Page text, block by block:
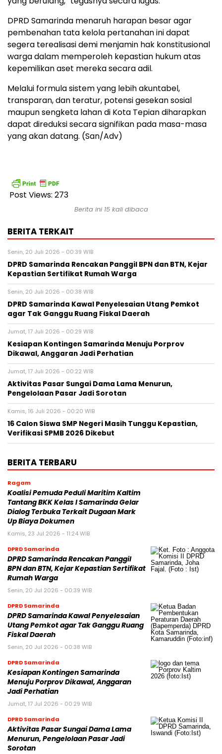
​DPRD Samarinda menaruh harapan besar agar
pembenahan tata kelola pertanahan ini dapat
segera terealisasi demi menjamin hak konstitusional
warga dalam memperoleh kepastian hukum atas
kepemilikan aset mereka secara adil.
​Melalui formula sistem yang lebih akuntabel,
transparan, dan teratur, potensi gesekan sosial
maupun sengketa lahan di Kota Tepian diharapkan
dapat direduksi secara signifikan pada masa-masa
yang akan datang. (San/Adv)
Post Views: 273
Berita ini 15 kali dibaca
BERITA TERKAIT
Senin, 20 Juli 2026 - 00:39 WIB
DPRD Samarinda Rencakan Panggil BPN dan BTN, Kejar
Kepastian Sertifikat Rumah Warga
Senin, 20 Juli 2026 - 00:38 WIB
DPRD Samarinda Kawal Penyelesaian Utang Pemkot
agar Tak Ganggu Ruang Fiskal Daerah
Jumat, 17 Juli 2026 - 00:29 WIB
Kesiapan Kontingen Samarinda Menuju Porprov
Dikawal, Anggaran Jadi Perhatian
Jumat, 17 Juli 2026 - 00:22 WIB
Aktivitas Pasar Sungai Dama Lama Menurun,
Pengelolaan Pasar Jadi Sorotan
Kamis, 16 Juli 2026 - 00:20 WIB
16 Calon Siswa SMP Negeri Masih Tunggu Kepastian,
Verifikasi SPMB 2026 Dikebut
BERITA TERBARU
Ragam
Koalisi Pemuda Peduli Maritim Kaltim
Tantang BKK Kelas I Samarinda Gelar
Dialog Terbuka Terkait Dugaan Mark
Up Biaya Dokumen
Kamis, 23 Jul 2026 - 11:24 WIB
DPRD Samarinda
DPRD Samarinda Rencakan Panggil
BPN dan BTN, Kejar Kepastian Sertifikat
Rumah Warga
Senin, 20 Jul 2026 - 00:39 WIB
DPRD Samarinda
DPRD Samarinda Kawal Penyelesaian
Utang Pemkot agar Tak Ganggu Ruang
Fiskal Daerah
Senin, 20 Jul 2026 - 00:38 WIB
DPRD Samarinda
Kesiapan Kontingen Samarinda
Menuju Porprov Dikawal, Anggaran
Jadi Perhatian
Jumat, 17 Jul 2026 - 00:29 WIB
DPRD Samarinda
Aktivitas Pasar Sungai Dama Lama
Menurun, Pengelolaan Pasar Jadi
Sorotan